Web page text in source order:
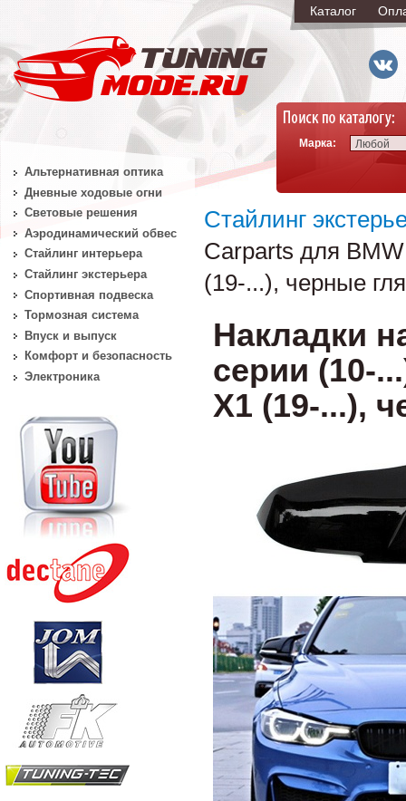
Каталог
Марка: Любой
Стайлинг
Carparts для
(19-...), черные
Накладки
серии (10-
X1 (19-...),
Альтернативная оптика
Дневные ходовые огни
Световые решения
Аэродинамический обвес
Стайлинг интерьера
Стайлинг экстерьера
Спортивная подвеска
Тормозная система
Впуск и выпуск
Комфорт и безопасность
Электроника